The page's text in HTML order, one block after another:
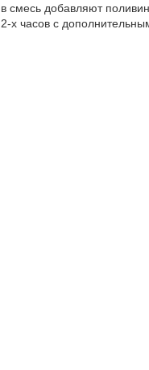
в смесь добавляют
2-х часов с